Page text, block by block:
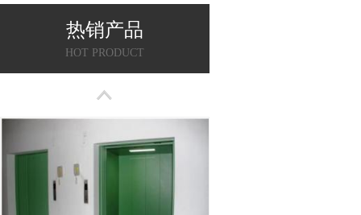
热销产品
HOT PRODUCT